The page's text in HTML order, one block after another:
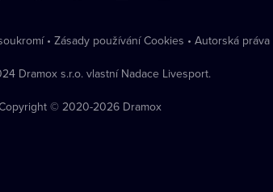
• Zásady používání Cookies • Autorská práva
Dramox s.r.o. vlastní Nadace Livesport.
© 2020-2026 Dramox